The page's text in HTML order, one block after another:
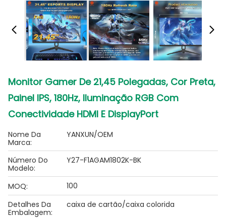
Monitor Gamer De 21,45 Polegadas, Cor Preta,
Painel IPS, 180Hz, Iluminação RGB Com
Conectividade HDMI E DisplayPort
Nome Da
Marca:
YANXUN/OEM
Número Do
Modelo:
Y27-F1AGAM1802K-BK
MOQ:
100
Detalhes Da
Embalagem:
caixa de cartão/caixa colorida